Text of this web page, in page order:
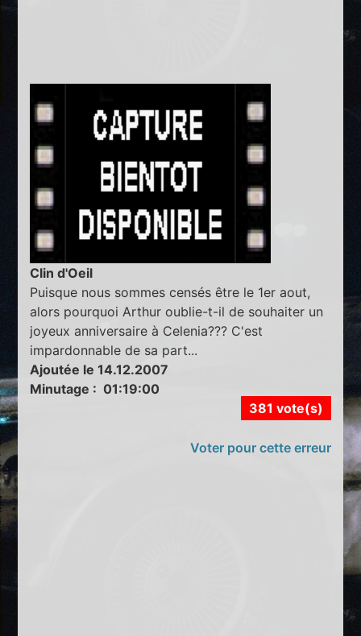
Clin d'Oeil
Puisque nous sommes censés être le 1er aout,
alors pourquoi Arthur oublie-t-il de souhaiter un
joyeux anniversaire à Celenia??? C'est
impardonnable de sa part...
Ajoutée le 14.12.2007
Minutage : 01:19:00
381 vote(s)
Voter pour cette erreur